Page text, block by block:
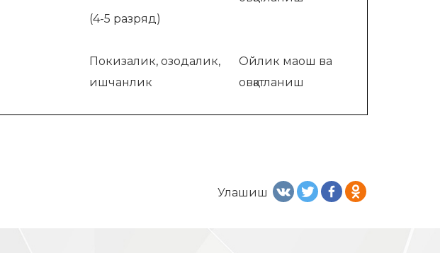
(4-5 разряд)
Покизалик, озодалик,
ишчанлик
Ойлик маош ва
овқатланиш
Улашиш